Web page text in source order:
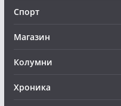
Спорт
Магазин
Колумни
Хроника